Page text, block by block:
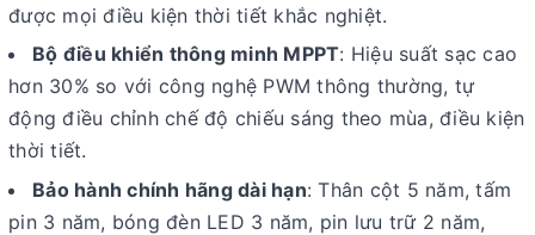
được mọi điều kiện thời tiết khắc nghiệt.
Bộ điều khiển thông minh MPPT: Hiệu suất sạc cao
hơn 30% so với công nghệ PWM thông thường, tự
động điều chỉnh chế độ chiếu sáng theo mùa, điều kiện
thời tiết.
Bảo hành chính hãng dài hạn: Thân cột 5 năm, tấm
pin 3 năm, bóng đèn LED 3 năm, pin lưu trữ 2 năm,